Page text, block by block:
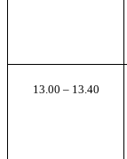
13.00 – 13.40